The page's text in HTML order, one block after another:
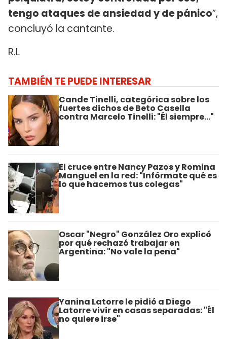
tengo ataques de ansiedad y de pánico”,
concluyó la cantante.
R.L
TAMBIÉN TE PUEDE INTERESAR
Cande Tinelli, categórica sobre los
fuertes dichos de Beto Casella
contra Marcelo Tinelli: "Él siempre..."
El cruce entre Nancy Pazos y Romina
Manguel en la red: "Infórmate qué es
lo que hacemos tus colegas"
Oscar "Negro" González Oro explicó
por qué rechazó trabajar en
Argentina: "No vale la pena"
Yanina Latorre le pidió a Diego
Latorre vivir en casas separadas: "Él
no quiere irse"